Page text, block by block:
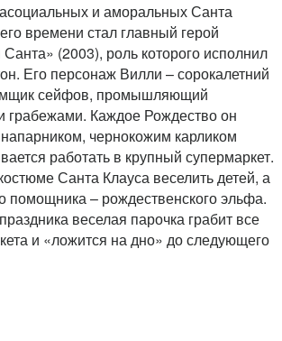
и аморальных Санта
времени стал главный герой
(2003), роль которого исполнил
Его персонаж Вилли – сорокалетний
сейфов, промышляющий
грабежами. Каждое Рождество он
чернокожим карликом
работать в крупный супермаркет.
Санта Клауса веселить детей, а
помощника – рождественского эльфа.
веселая парочка грабит все
и «ложится на дно» до следующего